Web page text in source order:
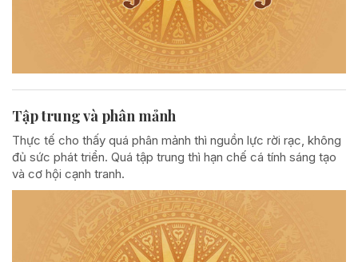
Tập trung và phân mảnh
Thực tế cho thấy quá phân mảnh thì nguồn lực rời rạc, không
đủ sức phát triển. Quá tập trung thì hạn chế cá tính sáng tạo
và cơ hội cạnh tranh.